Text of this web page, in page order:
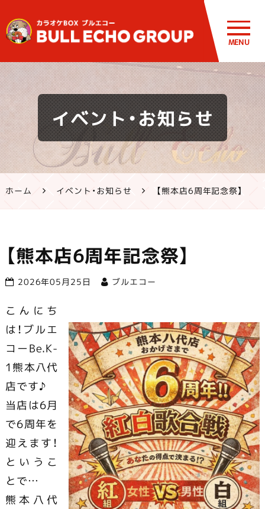
鹿児島・熊
本のカラオ
ケ ブルエコ
ー公式サイ
ト | 霧島市・
屋市、八代
市で営業中
MENU
イベント・お知らせ
ホーム イベント・お知らせ 【熊本店6周年記念祭】
【熊本店6周年記念祭】
2026年05月25日 ブルエコー
こんにち
は！ブルエ
コーBe.K-
1熊本八代
店です♪
当店は6月
で6周年を
迎えます！
というこ
とで…
熊本八代